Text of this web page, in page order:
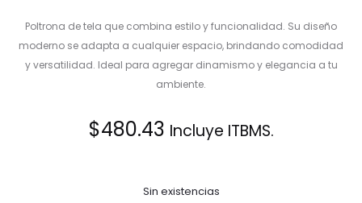
Poltrona de tela que combina estilo y funcionalidad. Su diseño
moderno se adapta a cualquier espacio, brindando comodidad
y versatilidad. Ideal para agregar dinamismo y elegancia a tu
ambiente.
$480.43 Incluye ITBMS.
Sin existencias